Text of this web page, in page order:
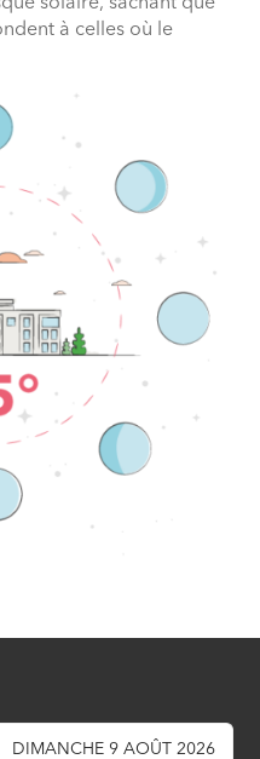
à celles où le
DIMANCHE 9 AOÛT 2026